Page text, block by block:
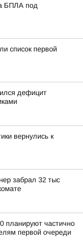
БПЛА под
список первой
дефицит
вернулись к
забрал 32 тыс
планируют частично
первой очереди